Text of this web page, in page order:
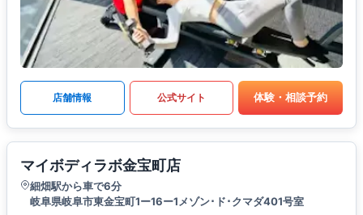
店舗情報 公式サイト 体験・相談予約
マイボディラボ金宝町店
細畑駅から車で6分
岐阜県岐阜市東金宝町1ー16ー1メゾン･ド･クマダ401号室